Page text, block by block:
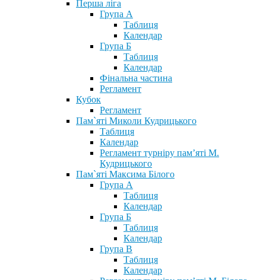
Перша ліга
Група А
Таблиця
Календар
Група Б
Таблиця
Календар
Фінальна частина
Регламент
Кубок
Регламент
Пам`яті Миколи Кудрицького
Таблиця
Календар
Регламент турніру пам’яті М.
Кудрицького
Пам`яті Максима Білого
Група А
Таблиця
Календар
Група Б
Таблиця
Календар
Група В
Таблиця
Календар